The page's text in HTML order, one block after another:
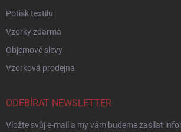
Potisk textilu
Vzorky zdarma
Objemové slevy
Vzorková prodejna
ODEBÍRAT NEWSLETTER
Vložte svůj e-mail a my vám budeme zasílat